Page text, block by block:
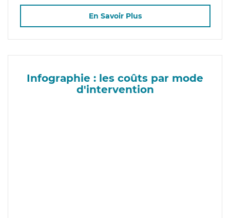
En Savoir Plus
Infographie : les coûts par mode
d'intervention